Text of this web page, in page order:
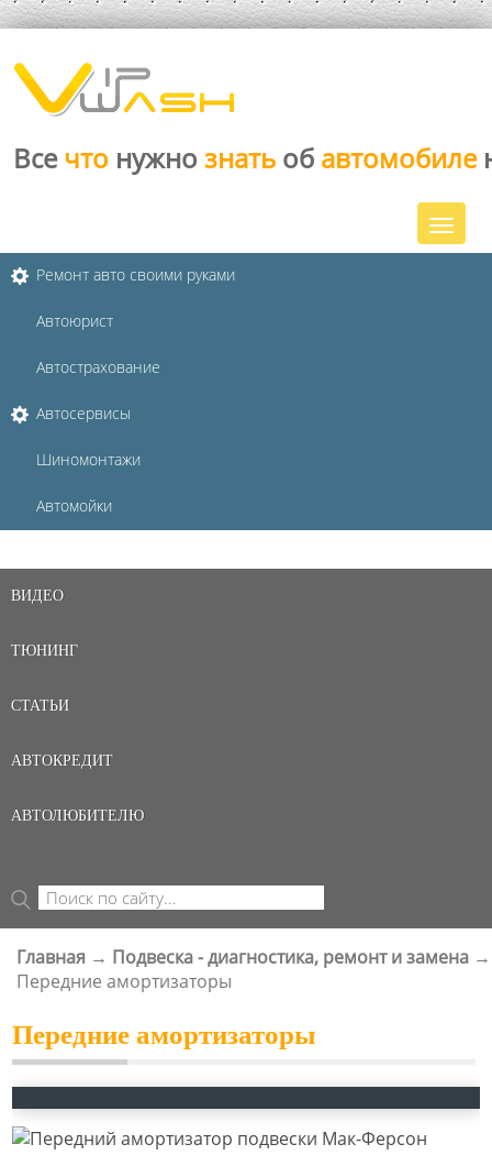
Все что нужно знать об автомобиле
Ремонт авто своими руками
Автоюрист
Автострахование
Автосервисы
Шиномонтажи
Автомойки
ВИДЕО
ТЮНИНГ
СТАТЬИ
АВТОКРЕДИТ
АВТОЛЮБИТЕЛЮ
ФОРМА ПОИСКА
Поиск
ВЫ ЗДЕСЬ
Главная → Подвеска - диагностика, ремонт и замена →
Передние амортизаторы
Передние амортизаторы